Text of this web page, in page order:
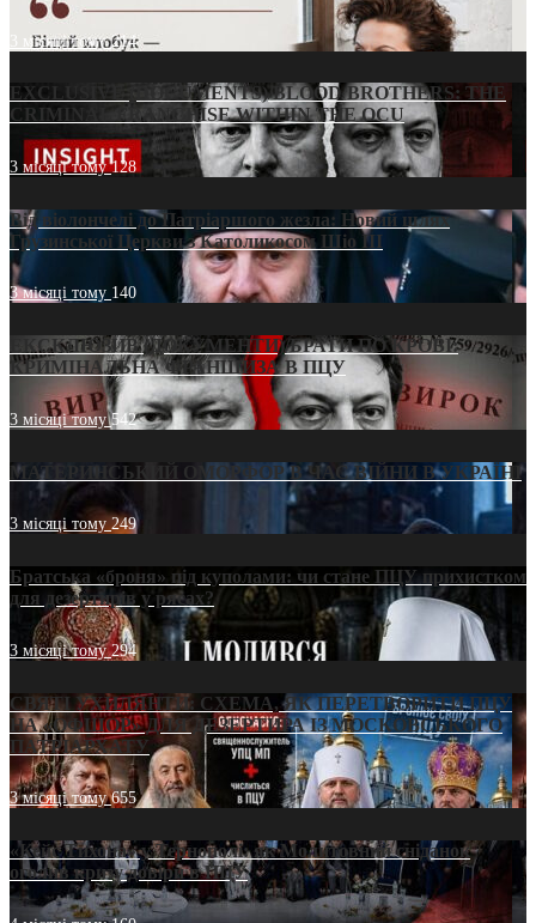
3 місяці тому214
EXCLUSIVE (DOCUMENTS)/BLOOD BROTHERS: THE
CRIMINAL FRANCHISE WITHIN THE OCU
3 місяці тому128
Від віолончелі до Патріаршого жезла: Новий шлях
Грузинської Церкви з Католикосом Шіо III
3 місяці тому 140
ЕКСКЛЮЗИВ (ДОКУМЕНТИ)/БРАТИ ПО КРОВІ:
КРИМІНАЛЬНА ФРАНШИЗА В ПЦУ
3 місяці тому542
МАТЕРИНСЬКИЙ ОМОРФОР В ЧАС ВІЙНИ В УКРАЇНІ
3 місяці тому249
Братська «броня» під куполами: чи стане ПЦУ прихистком
для дезертирів у рясах?
3 місяці тому294
СВЯТІ УХИЛЯНТИ: СХЕМА, ЯК ПЕРЕТВОРИТИ ПЦУ
НА «ОФШОР» ДЛЯ ДЕЗЕРТИРА ІЗ МОСКОВСЬКОГО
ПАТРІАРХАТУ
3 місяці тому655
«Кейс Тихона» у Тернополі: як Молитовний сніданок
оголив кризу довіри в ПЦУ